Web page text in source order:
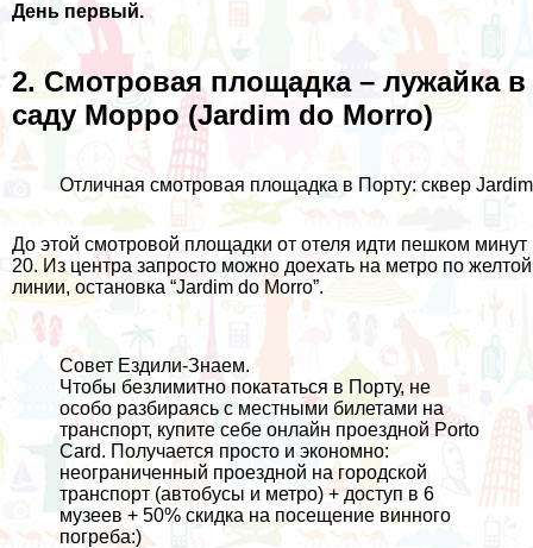
День первый.
2. Смотровая площадка – лужайка в
саду Морро (Jardim do Morro)
Отличная смотровая площадка в Порту: сквер
До этой смотровой площадки от отеля идти пешком минут
20. Из центра запросто можно доехать на метро по желтой
линии, остановка “Jardim do Morro”.
Совет Ездили-Знаем.
Чтобы безлимитно покататься в Порту, не
особо разбираясь с местными билетами на
транспорт, купите себе онлайн проезднойPorto
Card. Получается просто и экономно:
неограниченный проездной на городской
транспорт (автобусы и метро) + доступ в 6
музеев + 50% скидка на посещение винного
погреба:)